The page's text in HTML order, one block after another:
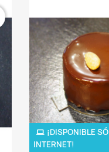
¡DISPONIBLE
INTERNET!